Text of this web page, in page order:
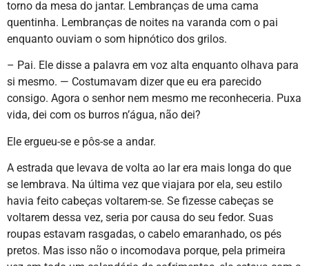
torno da mesa do jantar. Lembranças de uma cama
quentinha. Lembranças de noites na varanda com o pai
enquanto ouviam o som hipnótico dos grilos.
– Pai. Ele disse a palavra em voz alta enquanto olhava para
si mesmo. — Costumavam dizer que eu era parecido
consigo. Agora o senhor nem mesmo me reconheceria. Puxa
vida, dei com os burros n’água, não dei?
Ele ergueu-se e pôs-se a andar.
A estrada que levava de volta ao lar era mais longa do que
se lembrava. Na última vez que viajara por ela, seu estilo
havia feito cabeças voltarem-se. Se fizesse cabeças se
voltarem dessa vez, seria por causa do seu fedor. Suas
roupas estavam rasgadas, o cabelo emaranhado, os pés
pretos. Mas isso não o incomodava porque, pela primeira